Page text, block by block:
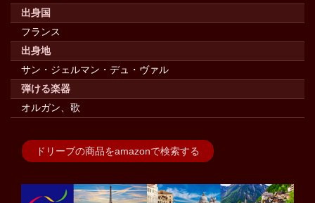
出身国
フランス
出身地
サン・ジェルマン・デュ・ヴァル
弾ける楽器
オルガン、歌
ドリーブの商品をamazonで検索する